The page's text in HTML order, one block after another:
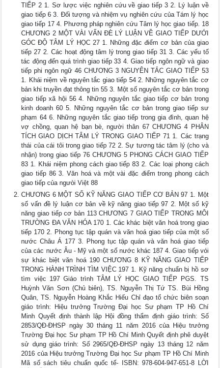
TIẾP 2 1. Sơ lược việc nghiên cứu về giao tiếp 3 2. Lý luận về
giao tiếp 6 3. Đối tượng và nhiệm vụ nghiên cứu của Tám lý học
giao tiếp 17 4. Phương pháp nghiên cứu Tâm lý học giao tiếp. 18
CHƯƠNG 2 MỘT VÀI VẤN ĐÈ LÝ LUẬN VỀ GIAO TIẾP DƯỚI
GÓC ĐỘ TÂM LÝ HỌC 27 1. Những đặc điểm cơ bản của giao
tiếp 27 2. Các hoạt động tâm lý trong giao tiếp 31 3. Các yếu tố
tác động đến quá trình giao tiếp 33 4. Giao tiếp ngôn ngữ và giao
tiếp phi ngôn ngữ 46 CHƯƠNG 3 NGUYÊN TẮC GIAO TIẾP 53
1. Khái niệm về nguyên tắc giao tiếp 54 2. Những nguyên tắc cơ
bản khi truyền đạt thông tin 55 3. Một số nguyên tắc cơ bản trong
giao tiếp xã hội 56 4. Những nguyên tắc giao tiếp cơ bản trong
kinh doanh 60 5. Những nguyên tắc cơ bản trong giao tiếp sư
phạm 64 6. Những nguyên tắc giao tiếp trong gia đình, quan hệ
vợ chồng, quan hệ bạn bè, người thân 67 CHƯƠNG 4 PHÂN
TÍCH GIAO DỊCH TÂM LÝ TRONG GIAO TIẾP 71 1. Các trạng
thái của cái tôi trong giao tiếp 72 2. Sự tương tác tâm lý (cho và
nhận) trong giao tiếp 76 CHƯƠNG 5 PHONG CÁCH GIAO TIẾP
83 1. Khái niệm phong cách giao tiếp 83 2. Các loại phong cách
giao tiếp 86 3. Văn hoá và một vài đặc điểm trong phong cách
giao tiếp của ngưòi Việt 88
CHƯƠNG 6 MỘT SỐ KỸ NĂNG GIAO TIẾP CƠ BẢN 97 1. Một
số vấn đề lý luận cơ bản về kỹ năng giao tiếp 97 2. Một số kỹ
năng giao tiếp cơ bản 113 CHƯƠNG 7 GIAO TIẾP TRONG MÔI
TRƯỜNG ĐA VĂN HÓA 170 1. Các khác biệt văn hoá trong giao
tiếp 170 2. Phong tục tập quán và văn hoá giao tiếp của một số
nước Châu Á 177 3. Phong tục tập quán và văn hoá giao tiếp
của các nước Âu - Mỹ và một số nước khác 187 4. Giao tiếp vói
sự khác biệt văn hoá 190 CHƯƠNG 8 KỸ NĂNG GIAO TIẾP
TRONG HÀNH TRÌNH TÌM VIỆC 197 1. Kỹ năng chuẩn bị hồ sơ
tìm việc 197 Giáo trình TÂM LÝ HỌC GIAO TIẾP PGS. TS
Huỳnh Văn Sơn (Chủ biên), TS. Nguyễn Thị Tứ TS. Bùi Hồng
Quân, TS. Nguyễn Hoàng Khắc Hiếu Chỉ đạo tổ chức biên soạn
giáo trình: Hiệu trưởng Trường Đại học Sư phạm TP Hồ Chí
Minh Quyết định thành lập Hội đồng thẩm định giáo trình: Số
2853/QĐ-ĐHSP ngày 30 tháng 11 năm 2016 của Hiệu trưởng
Trường Đại học Sư phạm TP Hồ Chí Minh Quyết định phê duyệt
sử dụng giáo trình: Số 2965/QĐ-ĐHSP ngày 13 tháng 12 năm
2016 của Hiệu trưởng Trường Đại học Sư phạm TP Hồ Chí Minh
Mã số sách tiêu chuẩn quốc tế- ISBN: 978-604-947-651-8 LỜI